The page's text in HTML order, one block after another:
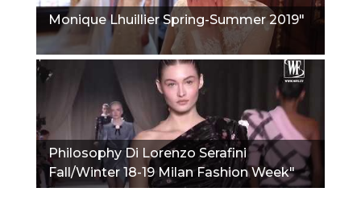
Monique Lhuillier Spring-Summer 2019"
Philosophy Di Lorenzo Serafini
Fall/Winter 18-19 Milan Fashion Week"